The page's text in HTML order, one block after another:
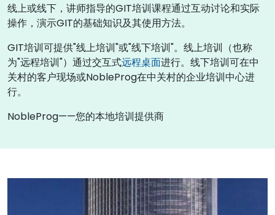
线上或线下，讲师指导的GIT培训课程通过互动讨论和实际
操作，演示GIT的基础知识及其使用方法。
GIT培训可提供"线上培训"或"线下培训"。线上培训（也称
为"远程培训"）通过交互式远程桌面进行。线下培训可在中
关村的客户现场或NobleProg在中关村的企业培训中心进
行。
NobleProg——您的本地培训提供商